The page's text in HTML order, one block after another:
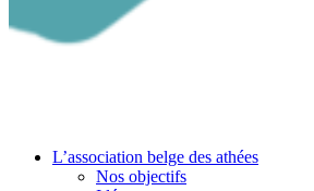
L’association belge des athées
Nos objectifs